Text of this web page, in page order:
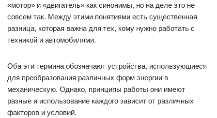
Давайте разберемся, что представляют из себя мотор и
двигатель, в чем заключается их отличие и какие задачи
они решают в различных сферах деятельности.
Мотор и двигатель: различия и
определения
Определение мотора